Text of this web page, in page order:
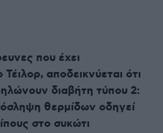
που έχει
αποδεικνύεται ότι
διαβήτη τύπου 2:
θερμίδων οδηγεί
στο συκώτι